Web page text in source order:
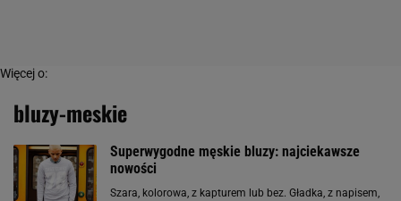
Więcej o:
bluzy-meskie
Superwygodne męskie bluzy: najciekawsze
nowości
Szara, kolorowa, z kapturem lub bez. Gładka, z napisem,